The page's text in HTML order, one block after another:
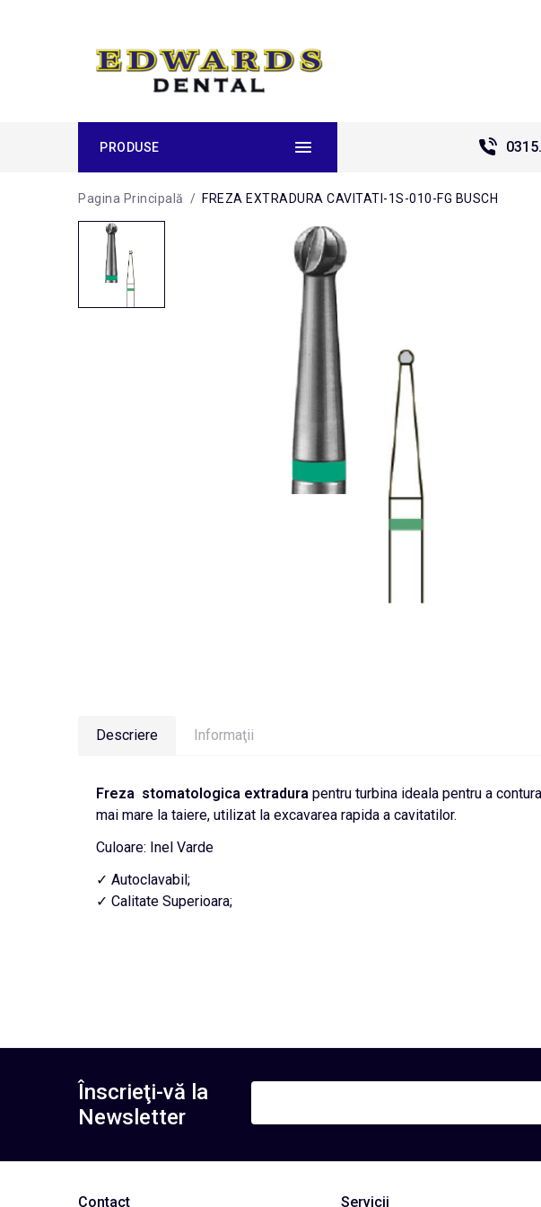
PRODUSE
Pagina Principală / FREZA EXTRADURA CAVITATI-1S-010-FG BUSCH
Descriere Informaţii
Freza stomatologica extradura pentru turbina ideala pentru a
mai mare la taiere, utilizat la excavarea rapida a cavitatilor.
Culoare: Inel Varde
✓ Autoclavabil;
✓ Calitate Superioara;
Înscrieţi-vă la
Newsletter
Contact Servicii